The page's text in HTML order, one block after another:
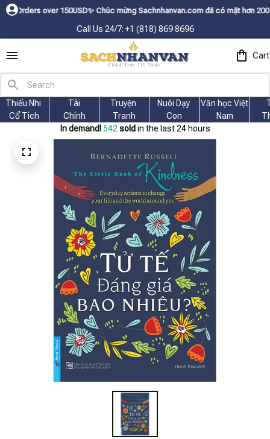
150USDㅤ✨Chúc mừng Sachnhanvan.com đã có mặt hơn 200 quốc gia
Call Us 24/7: +1 (818) 869 8696
Cart
Thiếu Nhi
Cổ Tích
Tài
Chính
Truyện
Tranh
Nuôi Dạy
Con
Văn học Việt
Nam
In demand! 544 sold in the last 24 hours